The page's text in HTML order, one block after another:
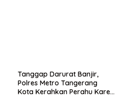
Tanggap Darurat Banjir,
Polres Metro Tangerang
Kota Kerahkan Perahu Karet